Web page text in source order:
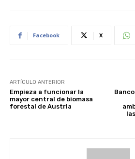
Facebook X
ARTÍCULO ANTERIOR
Empieza a funcionar la
mayor central de biomasa
forestal de Austria